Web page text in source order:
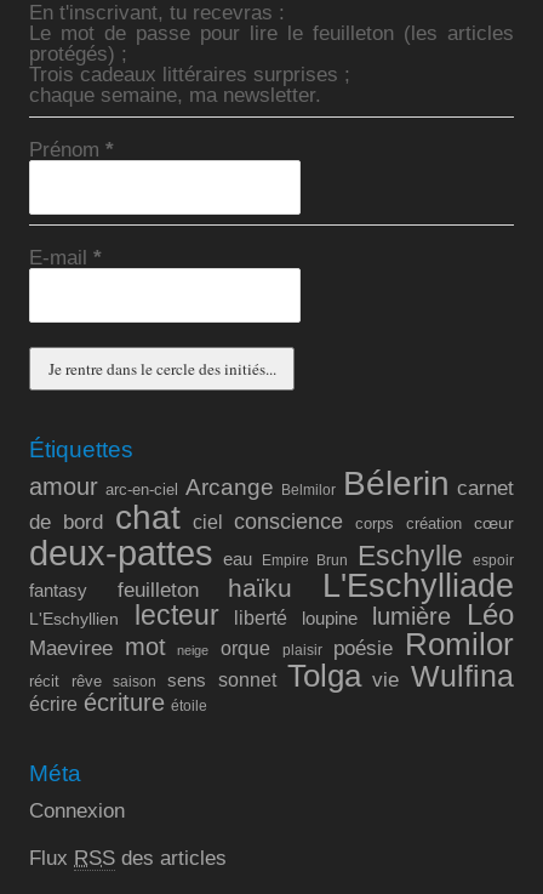
En t'inscrivant, tu recevras :
Le mot de passe pour lire le feuilleton (les articles
protégés) ;
Trois cadeaux littéraires surprises ;
chaque semaine, ma newsletter.
Prénom*
E-mail*
Étiquettes
amour arc-en-ciel Arcange Belmilor Bélerin carnet
de bord chat ciel conscience corps création cœur
deux-pattes eau Empire Brun Eschylle espoir
fantasy feuilleton haïku L'Eschylliade
L'Eschyllien lecteur liberté loupine lumière Léo
Maeviree mot neige orque plaisir poésie Romilor
récit rêve saison sens sonnet Tolga vie Wulfina
écrire écriture étoile
Méta
Connexion
Flux RSS des articles